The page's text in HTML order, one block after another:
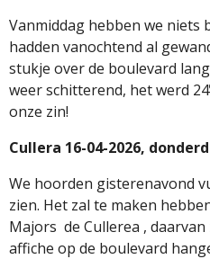
Vanmiddag hebben we niets
hadden vanochtend al
stukje over de boulevard
weer schitterend, het werd
onze zin!
Cullera 16-04-2026,
We hoorden gisterenavond
zien. Het zal te maken
Majors de Cullerea ,
affiche op de boulevard